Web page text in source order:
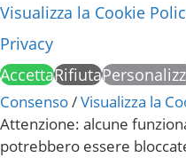
Visualizza la Cookie
Privacy
AccettaRifiuta
Consenso/Visualizza la
Attenzione: alcune
potrebbero essere